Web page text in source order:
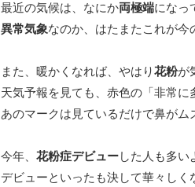
最近の気候は、なにか両極端になっ
異常気象なのか、はたまたこれが今
また、暖かくなれば、やはり花粉が
天気予報を見ても、赤色の「非常に
あのマークは見ているだけで鼻がム
今年、 花粉症デビューした人も多い
デビューといったも決して華々しく